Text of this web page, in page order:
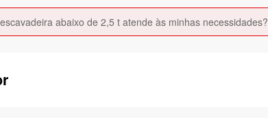
abaixo de 2,5 t atende às minhas necessidades?